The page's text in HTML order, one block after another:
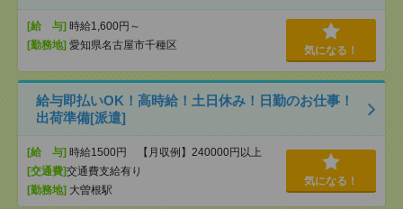
[給 与] 時給1,600円～
[勤務地] 愛知県名古屋市千種区 気になる！
給与即払いOK！高時給！土日休み！日勤のお仕事！
出荷準備[派遣]
[給 与] 時給1500円 【月収例】240000円以上
[交通費]交通費支給有り
[勤務地] 大曽根駅
気になる！